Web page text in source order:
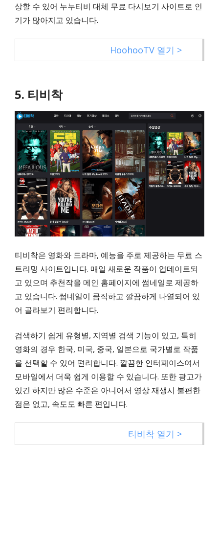
상할 수 있어 누누티비 대체 무료 다시보기 사이트로 인
기가 많아지고 있습니다.
HoohooTV 열기 >
5. 티비착
티비착은 영화와 드라마, 예능을 주로 제공하는 무료 스
트리밍 사이트입니다. 매일 새로운 작품이 업데이트되
고 있으며 추천작을 메인 홈페이지에 썸네일로 제공하
고 있습니다. 썸네일이 큼직하고 깔끔하게 나열되어 있
어 골라보기 편리합니다.
검색하기 쉽게 유형별, 지역별 검색 기능이 있고, 특히
영화의 경우 한국, 미국, 중국, 일본으로 국가별로 작품
을 선택할 수 있어 편리합니다. 깔끔한 인터페이스여서
모바일에서 더욱 쉽게 이용할 수 있습니다. 또한 광고가
있긴 하지만 많은 수준은 아니어서 영상 재생시 불편한
점은 없고, 속도도 빠른 편입니다.
티비착 열기 >